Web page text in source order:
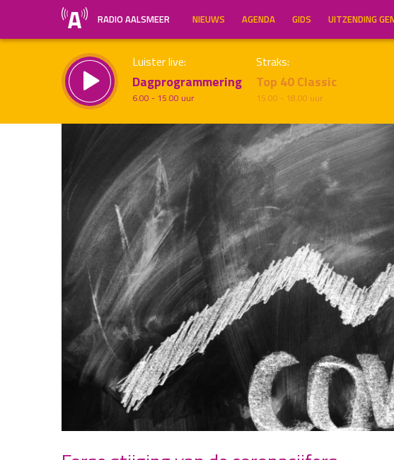
RADIO AALSMEER NIEUWS AGENDA GIDS UITZENDING
Luister live:
Dagprogrammering
6.00 - 15.00 uur
Straks:
Top 40 Classic
15.00 - 18.00 uur
Inklappen